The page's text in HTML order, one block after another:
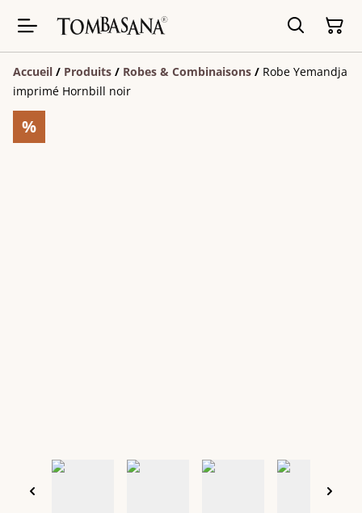
Accueil / Produits / Robes & Combinaisons / Robe Yemandja
imprimé Hornbill noir
%